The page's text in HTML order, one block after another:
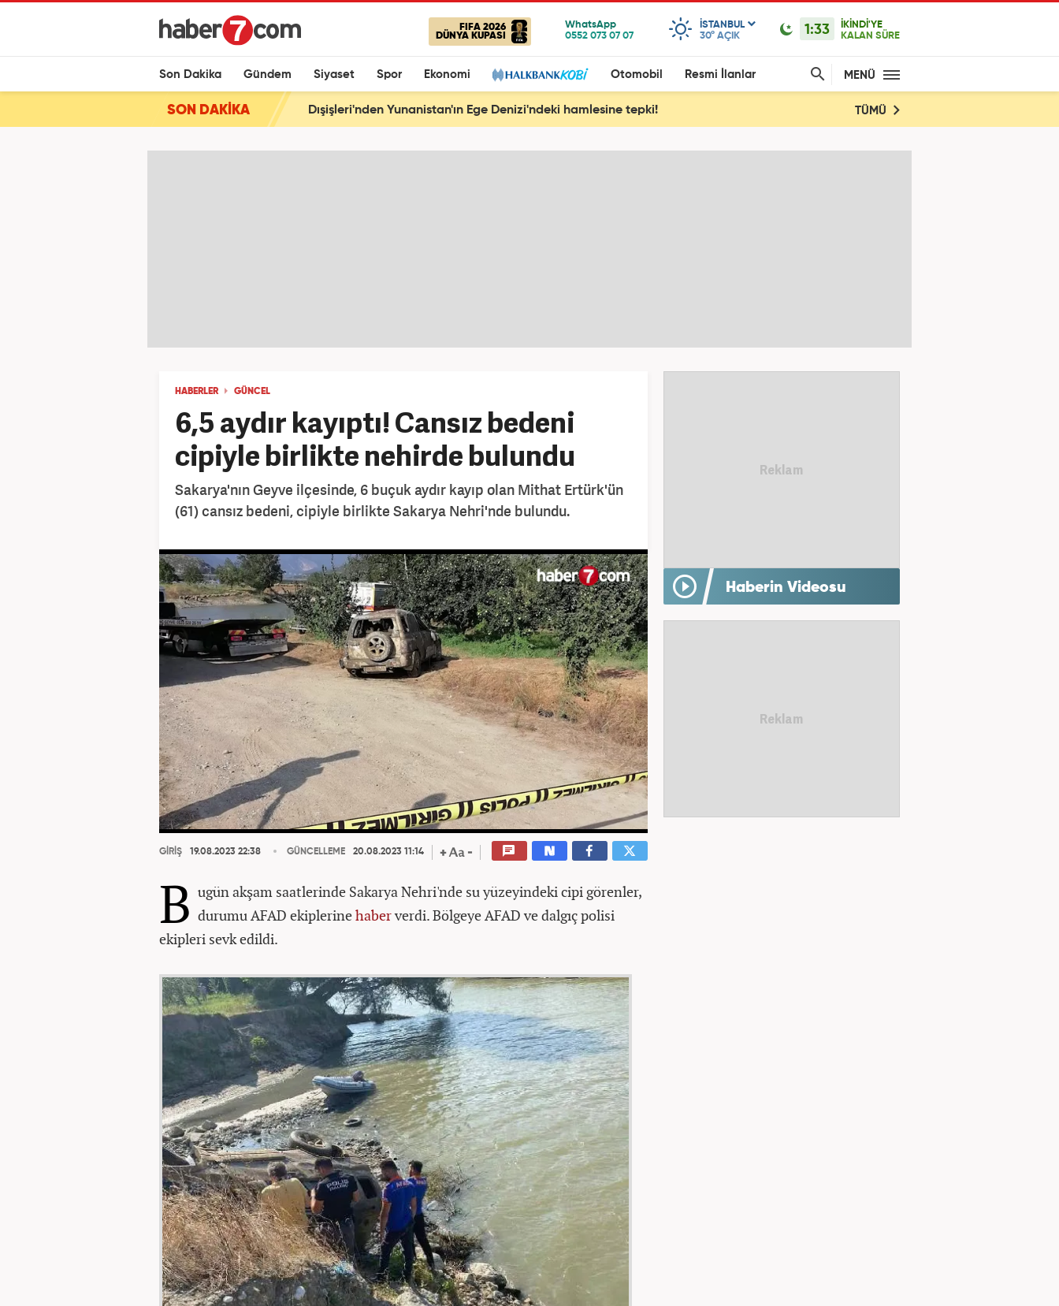
FIFA 2026
DÜNYA KUPASI
ISTANBUL
30° AÇIK 1:33
İKİNDİ'YE
KALAN SÜRE
Son Dakika Gündem Siyaset Spor Ekonomi Otomobil Resmi İlanlar MENÜ
SON DAKİKA Dışişleri'nden Yunanistan'ın Ege Denizi'ndeki hamlesine tepki! TÜMÜ
HABERLER GÜNCEL
6,5 aydır kayıptı! Cansız bedeni
cipiyle birlikte nehirde bulundu
Sakarya'nın Geyve ilçesinde, 6 buçuk aydır kayıp olan Mithat Ertürk'ün
(61) cansız bedeni, cipiyle birlikte Sakarya Nehri'nde bulundu.
GİRİŞ 19.08.2023 22:38 GÜNCELLEME 20.08.2023 11:14
B ugün akşam saatlerinde Sakarya Nehri'nde su yüzeyindeki cipi görenler,
durumu AFAD ekiplerinehaberverdi. Bölgeye AFAD ve dalgıç polisi
ekipleri sevk edildi.
Haberin Videosu